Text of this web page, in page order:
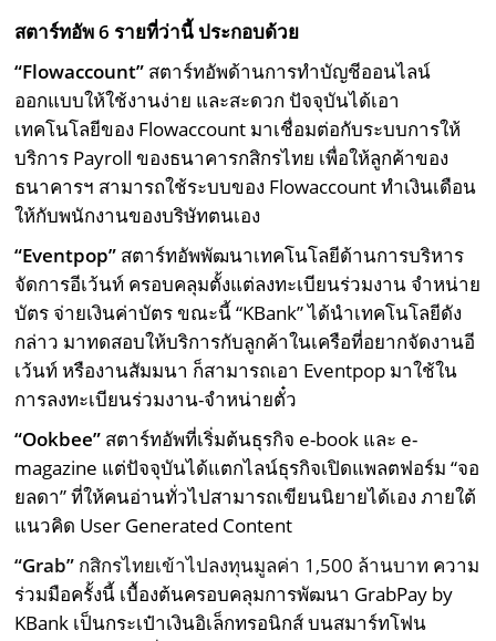
สตาร์ทอัพ 6 รายที่ว่านี้ ประกอบด้วย
“Flowaccount” สตาร์ทอัพด้านการทำบัญชีออนไลน์
ออกแบบให้ใช้งานง่าย และสะดวก ปัจจุบันได้เอา
เทคโนโลยีของ Flowaccount มาเชื่อมต่อกับระบบการให้
บริการ Payroll ของธนาคารกสิกรไทย เพื่อให้ลูกค้าของ
ธนาคารฯ สามารถใช้ระบบของ Flowaccount ทำเงินเดือน
ให้กับพนักงานของบริษัทตนเอง
“Eventpop” สตาร์ทอัพพัฒนาเทคโนโลยีด้านการบริหาร
จัดการอีเว้นท์ ครอบคลุมตั้งแต่ลงทะเบียนร่วมงาน จำหน่าย
บัตร จ่ายเงินค่าบัตร ขณะนี้ “KBank” ได้นำเทคโนโลยีดัง
กล่าว มาทดสอบให้บริการกับลูกค้าในเครือที่อยากจัดงานอี
เว้นท์ หรืองานสัมมนา ก็สามารถเอา Eventpop มาใช้ใน
การลงทะเบียนร่วมงาน-จำหน่ายตั๋ว
“Ookbee” สตาร์ทอัพที่เริ่มต้นธุรกิจ e-book และ e-
magazine แต่ปัจจุบันได้แตกไลน์ธุรกิจเปิดแพลตฟอร์ม “จอ
ยลดา” ที่ให้คนอ่านทั่วไปสามารถเขียนนิยายได้เอง ภายใต้
แนวคิด User Generated Content
“Grab” กสิกรไทยเข้าไปลงทุนมูลค่า 1,500 ล้านบาท ความ
ร่วมมือครั้งนี้ เบื้องต้นครอบคลุมการพัฒนา GrabPay by
KBank เป็นกระเป๋าเงินอิเล็กทรอนิกส์ บนสมาร์ทโฟน